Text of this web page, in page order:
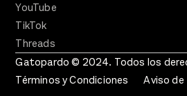
YouTube
TikTok
Threads
Gatopardo © 2024. Todos los
Términos y Condiciones
Aviso de